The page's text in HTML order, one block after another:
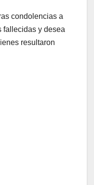
condolencias a
fallecidas y desea
resultaron